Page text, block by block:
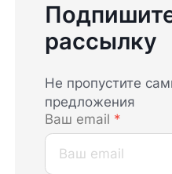
рассылку
Не пропустите
предложения
Ваш email *